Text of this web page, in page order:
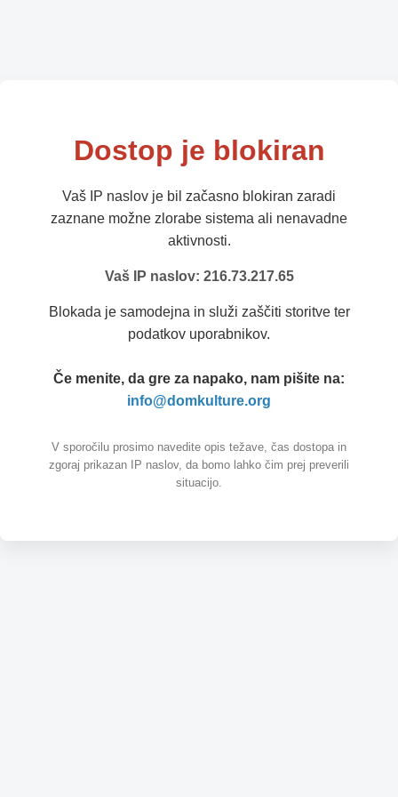
Dostop je blokiran
Vaš IP naslov je bil začasno blokiran zaradi
zaznane možne zlorabe sistema ali nenavadne
aktivnosti.
Vaš IP naslov: 216.73.217.65
Blokada je samodejna in služi zaščiti storitve ter
podatkov uporabnikov.
Če menite, da gre za napako, nam pišite na:
info@domkulture.org
V sporočilu prosimo navedite opis težave, čas dostopa in
zgoraj prikazan IP naslov, da bomo lahko čim prej preverili
situacijo.